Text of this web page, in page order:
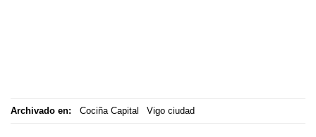
Archivado en: Cociña Capital Vigo ciudad